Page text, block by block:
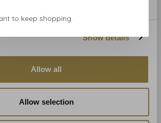
Show details
Allow all
Allow selection
ARTE
ARTE behang Saturnia
to keep shopping.